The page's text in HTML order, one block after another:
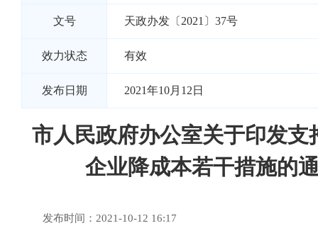
文号 天政办发〔2021〕37号
效力状态 有效
发布日期 2021年10月12日
市人民政府办公室关于印发支
企业降成本若干措施的
发布时间：2021-10-12 16:17